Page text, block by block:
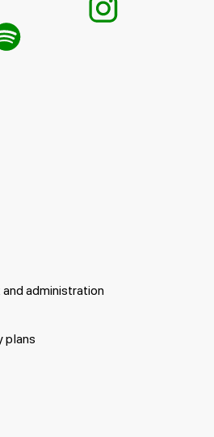
administration
plans